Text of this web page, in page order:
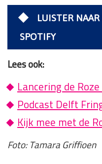
LUISTER
SPOTIFY
Lees ook:
Lancering de
Podcast Delft
Kijk mee met de
Foto: Tamara Griffioen